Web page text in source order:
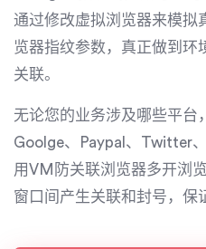
通过修改虚拟浏览器来模拟
览器指纹参数，真正做到环
关联。
无论您的业务涉及哪些平台
Goolge、Paypal、Twitter
用VM防关联浏览器多开浏
窗口间产生关联和封号，保